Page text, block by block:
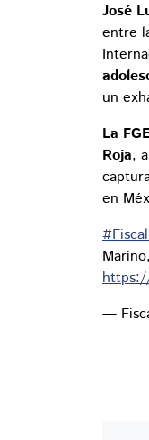
José
entre
un
La
Roja,
en
—